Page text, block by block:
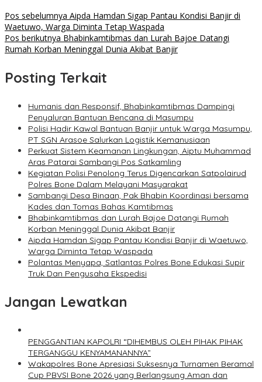
Pos sebelumnya Aipda Hamdan Sigap Pantau Kondisi Banjir di
Waetuwo, Warga Diminta Tetap Waspada
Pos berikutnya Bhabinkamtibmas dan Lurah Bajoe Datangi
Rumah Korban Meninggal Dunia Akibat Banjir
Posting Terkait
Humanis dan Responsif, Bhabinkamtibmas Dampingi
Penyaluran Bantuan Bencana di Masumpu
Polisi Hadir Kawal Bantuan Banjir untuk Warga Masumpu,
PT SGN Arasoe Salurkan Logistik Kemanusiaan
Perkuat Sistem Keamanan Lingkungan, Aiptu Muhammad
Aras Patarai Sambangi Pos Satkamling
Kegiatan Polisi Penolong Terus Digencarkan Satpolairud
Polres Bone Dalam Melayani Masyarakat
Sambangi Desa Binaan, Pak Bhabin Koordinasi bersama
Kades dan Tomas Bahas Kamtibmas
Bhabinkamtibmas dan Lurah Bajoe Datangi Rumah
Korban Meninggal Dunia Akibat Banjir
Aipda Hamdan Sigap Pantau Kondisi Banjir di Waetuwo,
Warga Diminta Tetap Waspada
Polantas Menyapa, Satlantas Polres Bone Edukasi Supir
Truk Dan Pengusaha Ekspedisi
Jangan Lewatkan
PENGGANTIAN KAPOLRI “DIHEMBUS OLEH PIHAK PIHAK
TERGANGGU KENYAMANANNYA”
Wakapolres Bone Apresiasi Suksesnya Turnamen Beramal
Cup PBVSI Bone 2026 yang Berlangsung Aman dan